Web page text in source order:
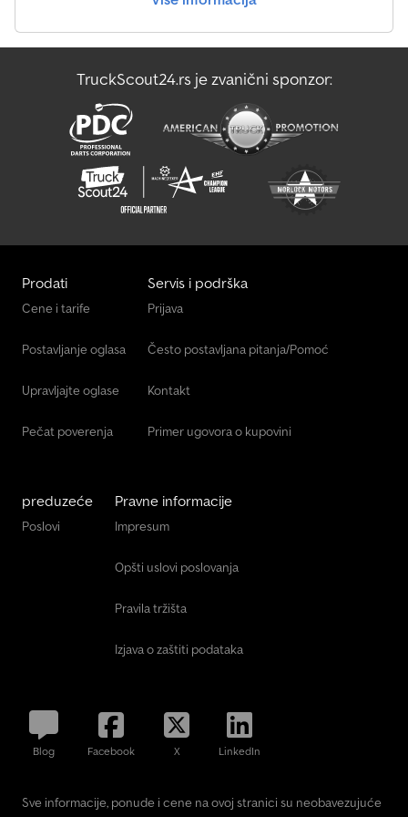
Ubrzanje (0–100): 22,4 s Maksimalna brzina: 130 km/h Težine
masa: 2.175 kg Unutrašnjost Unutrašnjost: crna Održavanje, istorija i
ključeva: 2 (2 daljinska upravljača) Bezbednost proizvoda
Proizvođač: Dani Autobedrijven B.V. Ootmarsumseweg 110 7665SE
ALBERGEN, NL
TruckScout24.rs je zvanični sponzor:
Prodati
Cene i tarife
Postavljanje oglasa
Upravljajte oglase
Pečat poverenja
Servis i podrška
Prijava
Često postavljana pitanja/Pomoć
Kontakt
Primer ugovora o kupovini
preduzeće
Poslovi
Pravne informacije
Impresum
Opšti uslovi poslovanja
Pravila tržišta
Izjava o zaštiti podataka
Blog Facebook X LinkedIn
Sve informacije, ponude i cene na ovoj stranici su neobavezujuće